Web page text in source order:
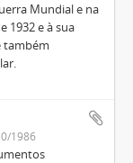
Mundial e na
1932 e à sua
também
1986